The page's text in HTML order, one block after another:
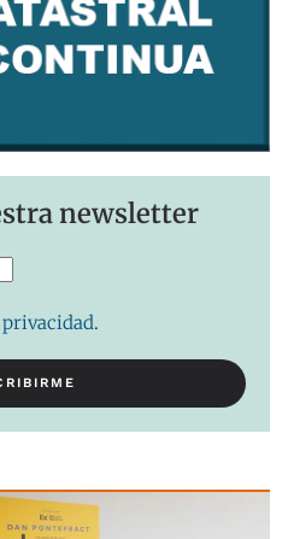
newsletter
.